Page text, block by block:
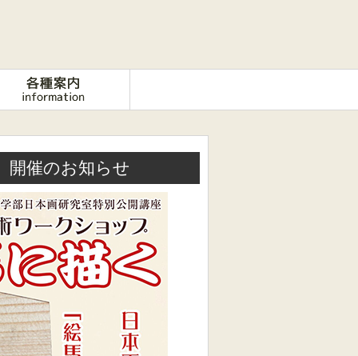
開催のお知らせ